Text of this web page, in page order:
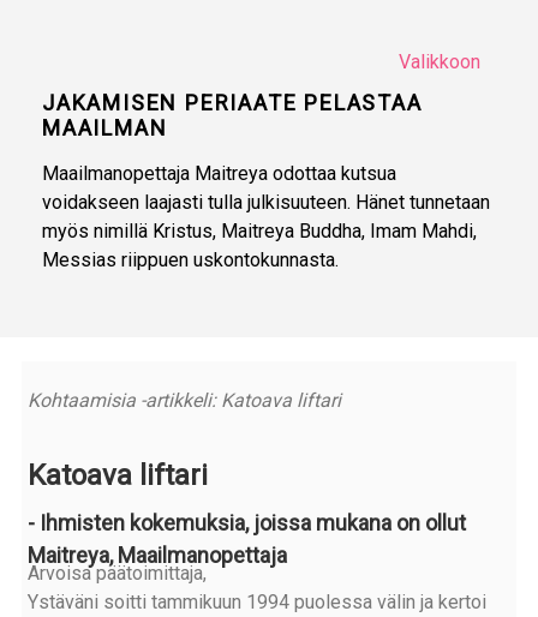
Valikkoon
JAKAMISEN PERIAATE PELASTAA
MAAILMAN
Maailmanopettaja Maitreya odottaa kutsua
voidakseen laajasti tulla julkisuuteen. Hänet tunnetaan
myös nimillä Kristus, Maitreya Buddha, Imam Mahdi,
Messias riippuen uskontokunnasta.
Kohtaamisia -artikkeli: Katoava liftari
Katoava liftari
- Ihmisten kokemuksia, joissa mukana on ollut
Maitreya, Maailmanopettaja
Arvoisa päätoimittaja,
Ystäväni soitti tammikuun 1994 puolessa välin ja kertoi